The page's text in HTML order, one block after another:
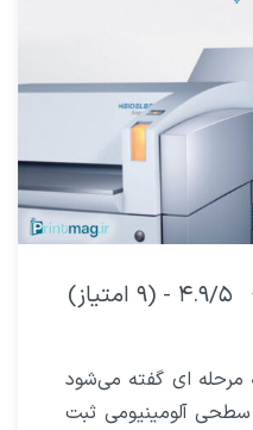
۴.۹/۵ - (۹ امتیاز)
ای گفته می‌شود
آلومینیومی ثبت